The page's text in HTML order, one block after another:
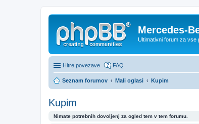
Mercedes-
Ultimativni forum za
Hitre povezave FAQ
Seznam forumov Mali oglasi Kupim
Kupim
Nimate potrebnih dovoljenj za ogled tem v tem forumu.